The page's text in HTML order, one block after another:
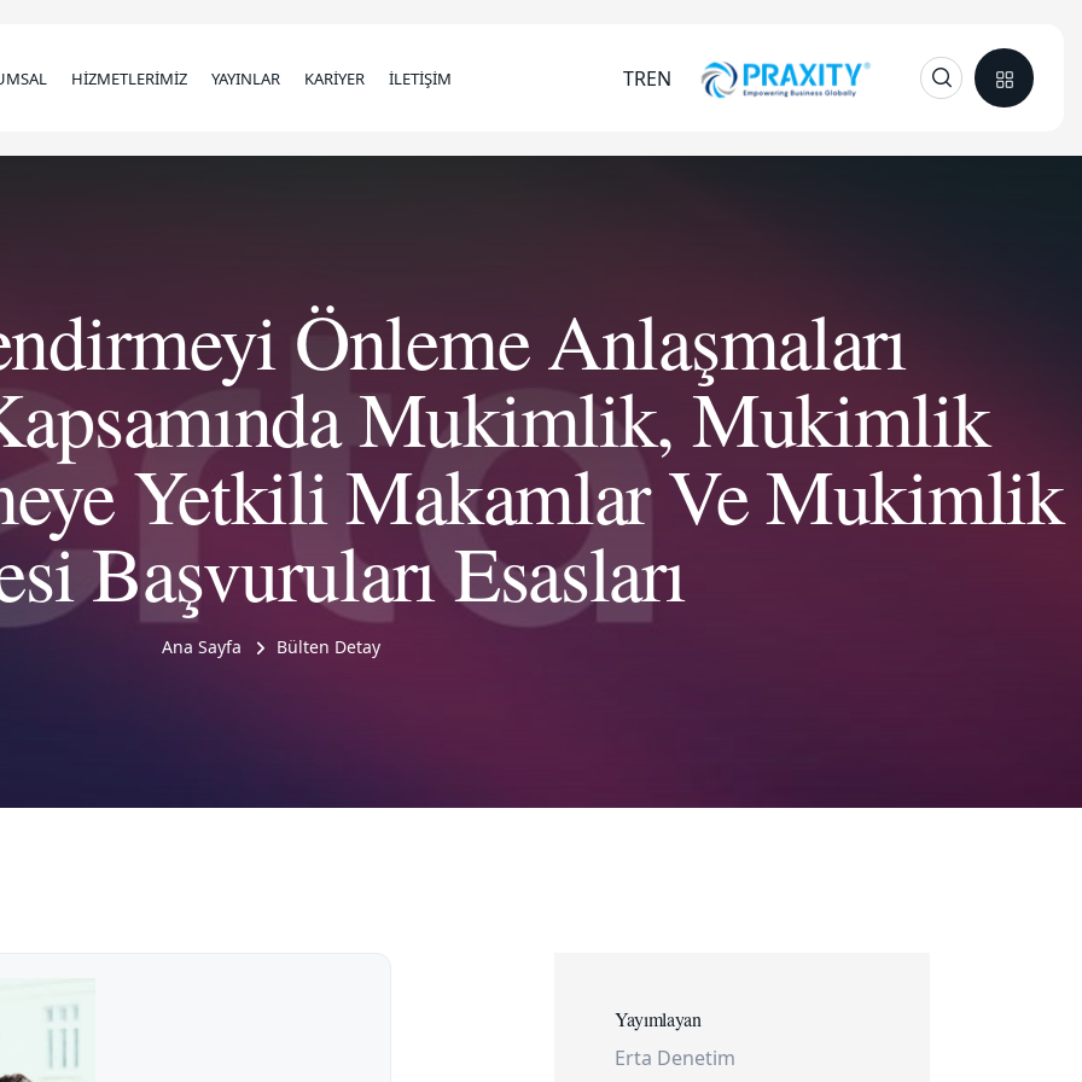
HİZMETLERİMİZ YAYINLAR KARİYER İLETİŞİM TREN
Önleme Anlaşmaları
Mukimlik, Mukimlik
Yetkili Makamlar Ve Mukimlik
Başvuruları Esasları
Ana Sayfa Bülten Detay
Yayımlayan
Erta Denetim